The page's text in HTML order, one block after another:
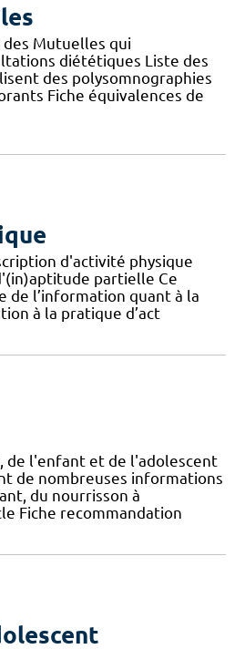
Mutuelles qui
diététiques Liste des
des polysomnographies
Fiche équivalences de
d'activité physique
partielle Ce
de l’information quant à la
à la pratique d’act
de l'enfant et de l'adolescent
de nombreuses informations
du nourrisson à
Fiche recommandation